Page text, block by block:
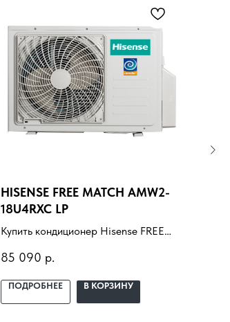
HISENSE FREE MATCH AMW2-
18U4RXC LP
Купить кондиционер Hisense FREE
установкой под ключ. Подбор под
помещение, доставка,
85 090 р.
ПОДРОБНЕЕ В КОРЗИНУ